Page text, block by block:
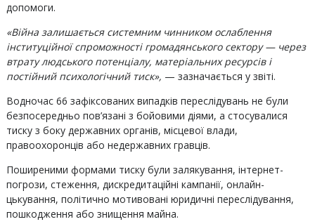
допомоги.
«Війна залишається системним чинником ослаблення
інституційної спроможності громадянського сектору — через
втрату людського потенціалу, матеріальних ресурсів і
постійний психологічний тиск», — зазначається у звіті.
Водночас 66 зафіксованих випадків переслідувань не були
безпосередньо пов’язані з бойовими діями, а стосувалися
тиску з боку державних органів, місцевої влади,
правоохоронців або недержавних гравців.
Поширеними формами тиску були залякування, інтернет-
погрози, стеження, дискредитаційні кампанії, онлайн-
цькування, політично мотивовані юридичні переслідування,
пошкодження або знищення майна.